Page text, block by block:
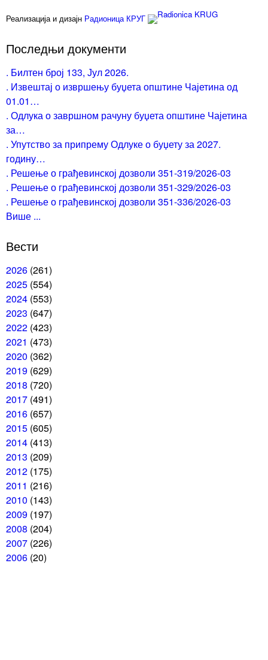
Реализација и дизајн Радионица КРУГ
Последњи документи
. Билтен број 133, Јул 2026.
. Извештај о извршењу буџета општине Чајетина од
01.01…
. Одлука о завршном рачуну буџета општине Чајетина
за…
. Упутство за припрему Одлуке о буџету за 2027.
годину…
. Решење о грађевинској дозволи 351-319/2026-03
. Решење о грађевинској дозволи 351-329/2026-03
. Решење о грађевинској дозволи 351-336/2026-03
Више ...
Вести
2026 (261)
2025 (554)
2024 (553)
2023 (647)
2022 (423)
2021 (473)
2020 (362)
2019 (629)
2018 (720)
2017 (491)
2016 (657)
2015 (605)
2014 (413)
2013 (209)
2012 (175)
2011 (216)
2010 (143)
2009 (197)
2008 (204)
2007 (226)
2006 (20)